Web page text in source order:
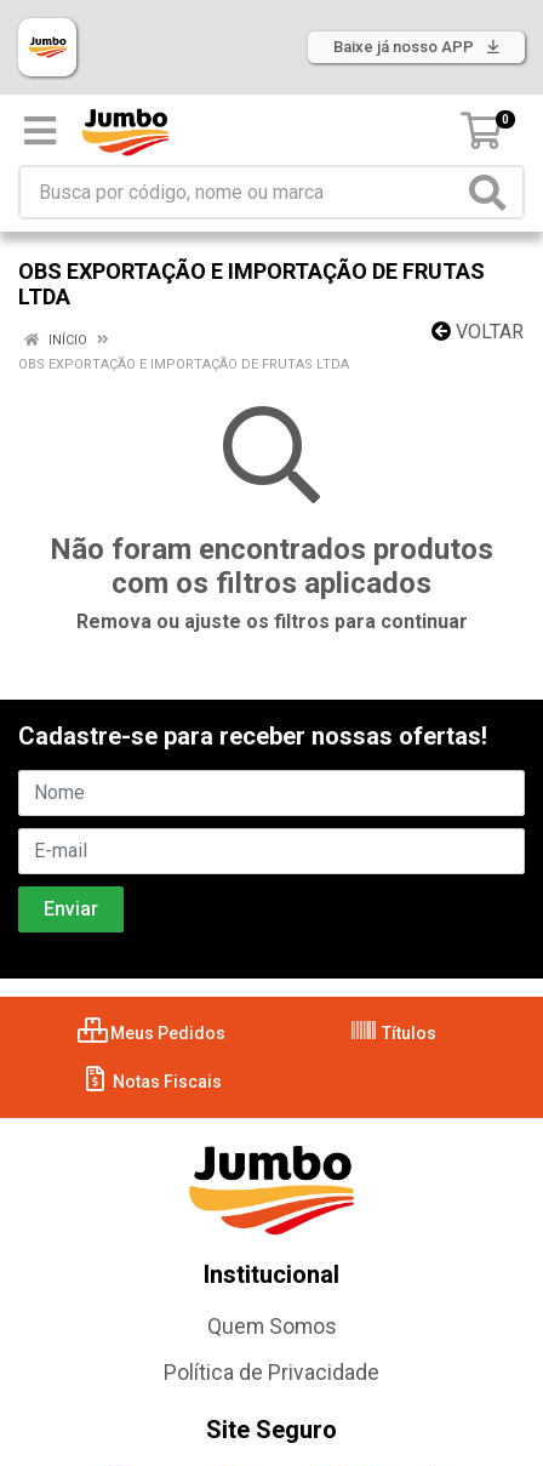
Baixe já nosso APP
0
OBS EXPORTAÇÃO E IMPORTAÇÃO DE FRUTAS
LTDA
VOLTAR
INÍCIO
OBS EXPORTAÇÃO E IMPORTAÇÃO DE FRUTAS LTDA
Não foram encontrados produtos
com os filtros aplicados
Remova ou ajuste os filtros para continuar
Cadastre-se para receber nossas ofertas!
Meus Pedidos Títulos
Notas Fiscais
Institucional
Quem Somos
Política de Privacidade
Site Seguro